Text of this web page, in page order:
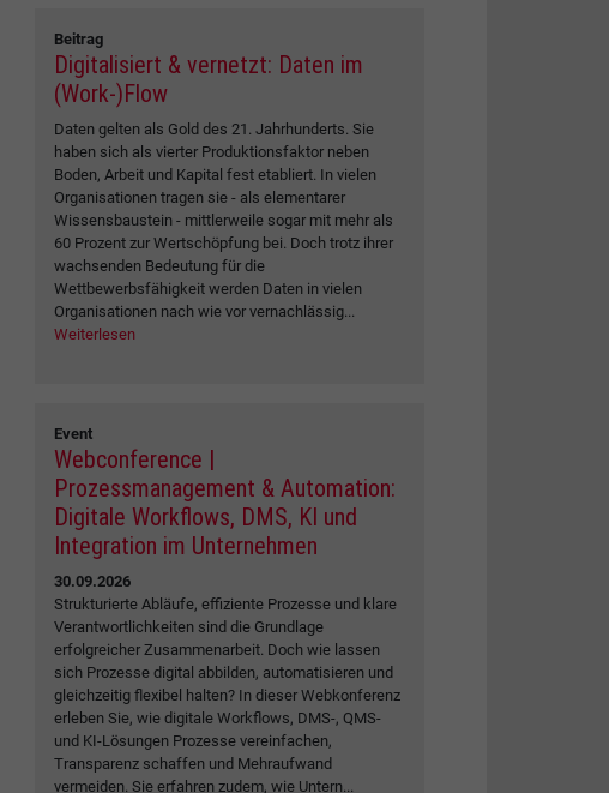
Beitrag
Digitalisiert & vernetzt: Daten im
(Work-)Flow
Daten gelten als Gold des 21. Jahrhunderts. Sie
haben sich als vierter Produktionsfaktor neben
Boden, Arbeit und Kapital fest etabliert. In vielen
Organisationen tragen sie - als elementarer
Wissensbaustein - mittlerweile sogar mit mehr als
60 Prozent zur Wertschöpfung bei. Doch trotz ihrer
wachsenden Bedeutung für die
Wettbewerbsfähigkeit werden Daten in vielen
Organisationen nach wie vor vernachlässig...
Weiterlesen
Event
Webconference |
Prozessmanagement & Automation:
Digitale Workflows, DMS, KI und
Integration im Unternehmen
30.09.2026
Strukturierte Abläufe, effiziente Prozesse und klare
Verantwortlichkeiten sind die Grundlage
erfolgreicher Zusammenarbeit. Doch wie lassen
sich Prozesse digital abbilden, automatisieren und
gleichzeitig flexibel halten? In dieser Webkonferenz
erleben Sie, wie digitale Workflows, DMS-, QMS-
und KI-Lösungen Prozesse vereinfachen,
Transparenz schaffen und Mehraufwand
vermeiden. Sie erfahren zudem, wie Untern...